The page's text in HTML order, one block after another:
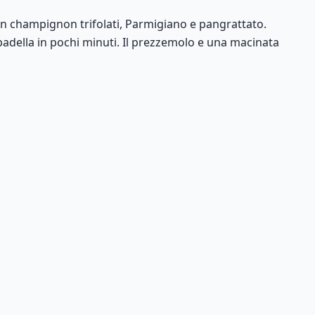
champignon trifolati, Parmigiano e pangrattato.
in pochi minuti. Il prezzemolo e una macinata